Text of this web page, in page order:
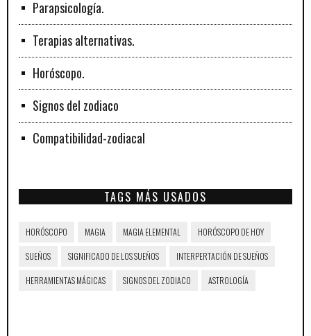
Parapsicología.
Terapias alternativas.
Horóscopo.
Signos del zodiaco
Compatibilidad-zodiacal
TAGS MÁS USADOS
HORÓSCOPO MAGIA MAGIA ELEMENTAL HORÓSCOPO DE HOY
SUEÑOS SIGNIFICADO DE LOS SUEÑOS INTERPERTACIÓN DE SUEÑOS
HERRAMIENTAS MÁGICAS SIGNOS DEL ZODIACO ASTROLOGÍA